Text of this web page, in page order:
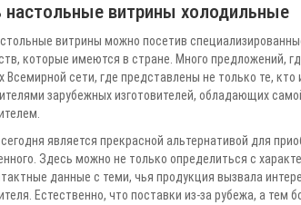
настольные витрины холодильные
витрины можно посетив
которые имеются в стране. Много предложений,
Всемирной сети, где представлены не только те,
зарубежных изготовителей, обладающих
является прекрасной альтернативой для
Здесь можно не только определиться с
данные с теми, чья продукция вызвала
Естественно, что поставки из-за рубежа, а тем